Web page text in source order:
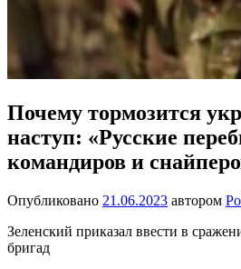
Почему тормозится
наступ: «Русские
командиров и
Опубликовано 21.06.2023 автором
Зеленский приказал ввести в
бригад